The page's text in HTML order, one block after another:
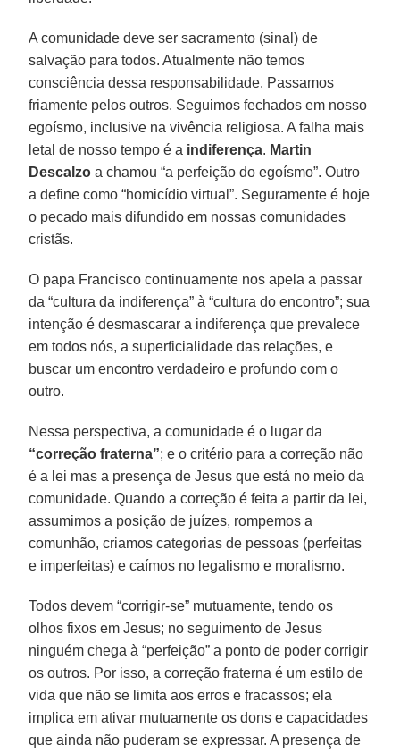
A comunidade deve ser sacramento (sinal) de
salvação para todos. Atualmente não temos
consciência dessa responsabilidade. Passamos
friamente pelos outros. Seguimos fechados em nosso
egoísmo, inclusive na vivência religiosa. A falha mais
letal de nosso tempo é a indiferença. Martin
Descalzo a chamou “a perfeição do egoísmo”. Outro
a define como “homicídio virtual”. Seguramente é hoje
o pecado mais difundido em nossas comunidades
cristãs.
O papa Francisco continuamente nos apela a passar
da “cultura da indiferença” à “cultura do encontro”; sua
intenção é desmascarar a indiferença que prevalece
em todos nós, a superficialidade das relações, e
buscar um encontro verdadeiro e profundo com o
outro.
Nessa perspectiva, a comunidade é o lugar da
“correção fraterna”; e o critério para a correção não
é a lei mas a presença de Jesus que está no meio da
comunidade. Quando a correção é feita a partir da lei,
assumimos a posição de juízes, rompemos a
comunhão, criamos categorias de pessoas (perfeitas
e imperfeitas) e caímos no legalismo e moralismo.
Todos devem “corrigir-se” mutuamente, tendo os
olhos fixos em Jesus; no seguimento de Jesus
ninguém chega à “perfeição” a ponto de poder corrigir
os outros. Por isso, a correção fraterna é um estilo de
vida que não se limita aos erros e fracassos; ela
implica em ativar mutuamente os dons e capacidades
que ainda não puderam se expressar. A presença de